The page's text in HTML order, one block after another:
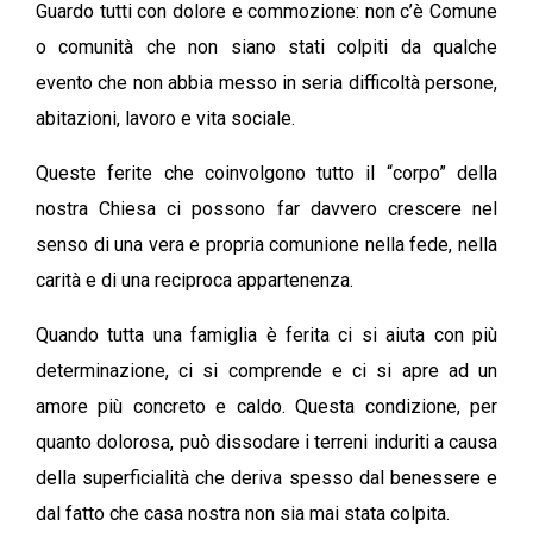
Guardo tutti con dolore e commozione: non c’è Comune
o comunità che non siano stati colpiti da qualche
evento che non abbia messo in seria difficoltà persone,
abitazioni, lavoro e vita sociale.
Queste ferite che coinvolgono tutto il “corpo” della
nostra Chiesa ci possono far davvero crescere nel
senso di una vera e propria comunione nella fede, nella
carità e di una reciproca appartenenza.
Quando tutta una famiglia è ferita ci si aiuta con più
determinazione, ci si comprende e ci si apre ad un
amore più concreto e caldo. Questa condizione, per
quanto dolorosa, può dissodare i terreni induriti a causa
della superficialità che deriva spesso dal benessere e
dal fatto che casa nostra non sia mai stata colpita.